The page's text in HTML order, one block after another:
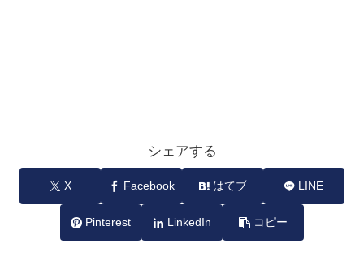
シェアする
X Facebook はてブ LINE
Pinterest LinkedIn コピー